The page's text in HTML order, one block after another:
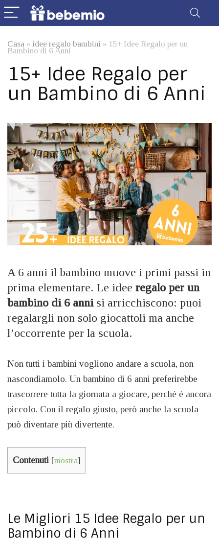
Casa » idee regalo bambini » 15+ Idee Regalo per un
Bambino di 6 Anni
15+ Idee Regalo per
un Bambino di 6 Anni
A 6 anni il bambino muove i primi passi in
prima elementare. Le idee regalo per un
bambino di 6 annisi arricchiscono: puoi
regalargli non solo giocattoli ma anche
l’occorrente per la scuola.
Non tutti i bambini vogliono andare a scuola, non
nascondiamolo. Un bambino di 6 anni preferirebbe
trascorrere tutta la giornata a giocare, perché è ancora
piccolo. Con il regalo giusto, però anche la scuola
può diventare più divertente.
Contenuti [mostra]
Le Migliori 15 Idee Regalo per un
Bambino di 6 Anni